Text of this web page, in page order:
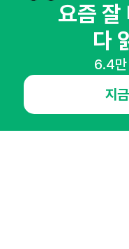
오픈애즈란
요즘 잘
다
6.4만
지